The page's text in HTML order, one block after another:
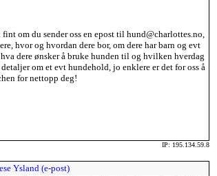
om du sender oss en epost til hund@charlottes.no,
hvor og hvordan dere bor, om dere har barn og evt
dere ønsker å bruke hunden til og hvilken hverdag
om et evt hundehold, jo enklere er det for oss å
for nettopp deg!
IP: 195.134.59.8
Ysland (e-post)